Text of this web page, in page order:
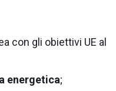
con gli obiettivi UE al
energetica;